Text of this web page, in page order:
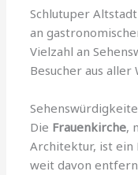
Schlutuper
an
Vielzahl an
Besucher aus aller
Die Frauenkirche,
Architektur, ist ein
weit davon